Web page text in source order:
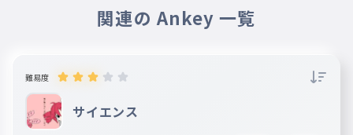
関連の Ankey 一覧
難易度
サイエンス